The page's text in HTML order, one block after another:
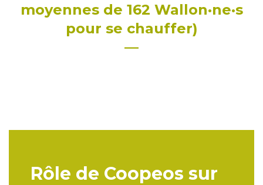
moyennes de 162 Wallon·ne·s
pour se chauffer)
—
Rôle de Coopeos sur